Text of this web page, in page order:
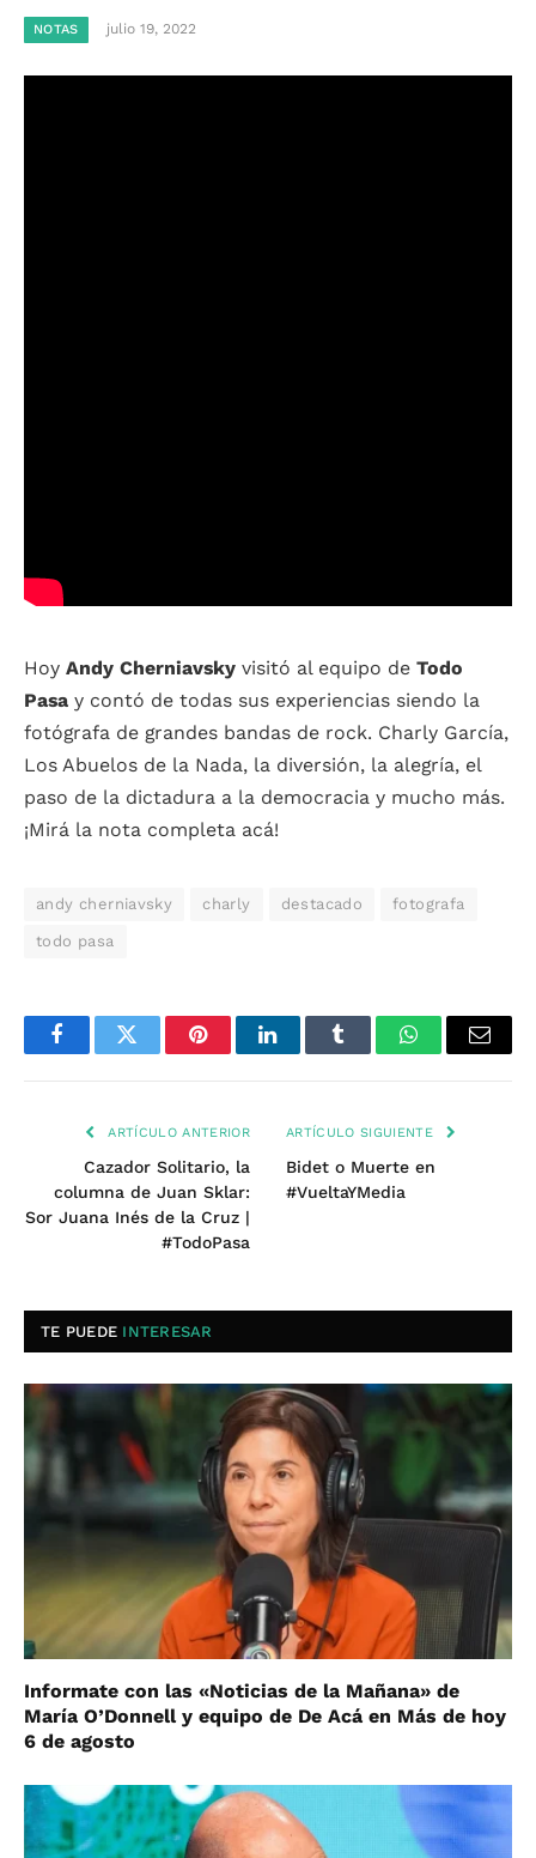
NOTAS julio 19, 2022
Hoy Andy Cherniavsky visitó al equipo de Todo
Pasa y contó de todas sus experiencias siendo la
fotógrafa de grandes bandas de rock. Charly García,
Los Abuelos de la Nada, la diversión, la alegría, el
paso de la dictadura a la democracia y mucho más.
¡Mirá la nota completa acá!
andy cherniavsky charly destacado fotografa
todo pasa
FacebookTwitter PinterestLinkedInTumblr WhatsAppEmail
ARTÍCULO ANTERIOR
Cazador Solitario, la
columna de Juan Sklar:
Sor Juana Inés de la Cruz |
#TodoPasa
ARTÍCULO SIGUIENTE
Bidet o Muerte en
#VueltaYMedia
TE PUEDE INTERESAR
Informate con las «Noticias de la Mañana» de
María O’Donnell y equipo de De Acá en Más de hoy
6 de agosto